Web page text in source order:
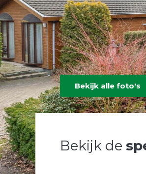
Bekijk alle foto's
Bekijk de